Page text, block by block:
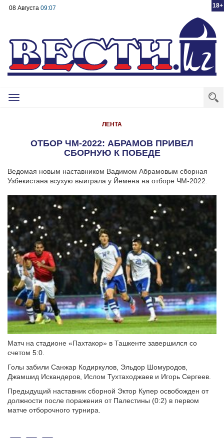
18+
08 Августа 09:07
Toggle
ЛЕНТА
ОТБОР ЧМ-2022: АБРАМОВ ПРИВЕЛ
СБОРНУЮ К ПОБЕДЕ
Ведомая новым наставником Вадимом Абрамовым сборная
Узбекистана всухую выиграла у Йемена на отборе ЧМ-2022.
Матч на стадионе «Пахтакор» в Ташкенте завершился со
счетом 5:0.
Голы забили Санжар Кодиркулов, Эльдор Шомуродов,
Джамшид Искандеров, Ислом Тухтаходжаев и Игорь Сергеев.
Предыдущий наставник сборной Эктор Купер освобожден от
должности после поражения от Палестины (0:2) в первом
матче отборочного турнира.